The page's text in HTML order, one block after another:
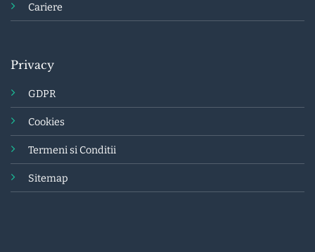
Cariere
Privacy
GDPR
Cookies
Termenisi Conditii
Sitemap